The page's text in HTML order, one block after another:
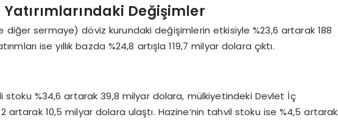
Değişimler
diğer sermaye) döviz kurundaki değişimlerin etkisiyle %23,6 artarak 188
ise yıllık bazda %24,8 artışla 119,7 milyar dolara çıktı.
stoku %34,6 artarak 39,8 milyar dolara, mülkiyetindeki Devlet İç
artarak 10,5 milyar dolara ulaştı. Hazine’nin tahvil stoku ise %4,5 artarak